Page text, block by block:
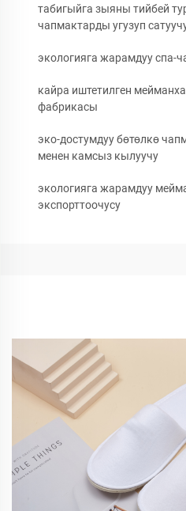
табигыйга зыяны тийбей
чапмактарды угузуп
экологияга жарамдуу спа-
кайра иштетилген
фабрикасы
эко-достумдуу бөтөлкө
менен камсыз кылуучу
экологияга жарамдуу
экспорттоочусу